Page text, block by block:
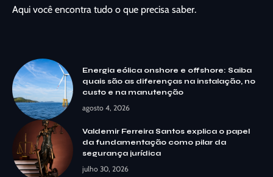
Aqui você encontra tudo o que precisa saber.
Energia eólica onshore e offshore: Saiba
quais são as diferenças na instalação, no
custo e na manutenção
agosto 4, 2026
Valdemir Ferreira Santos explica o papel
da fundamentação como pilar da
segurança jurídica
julho 30, 2026